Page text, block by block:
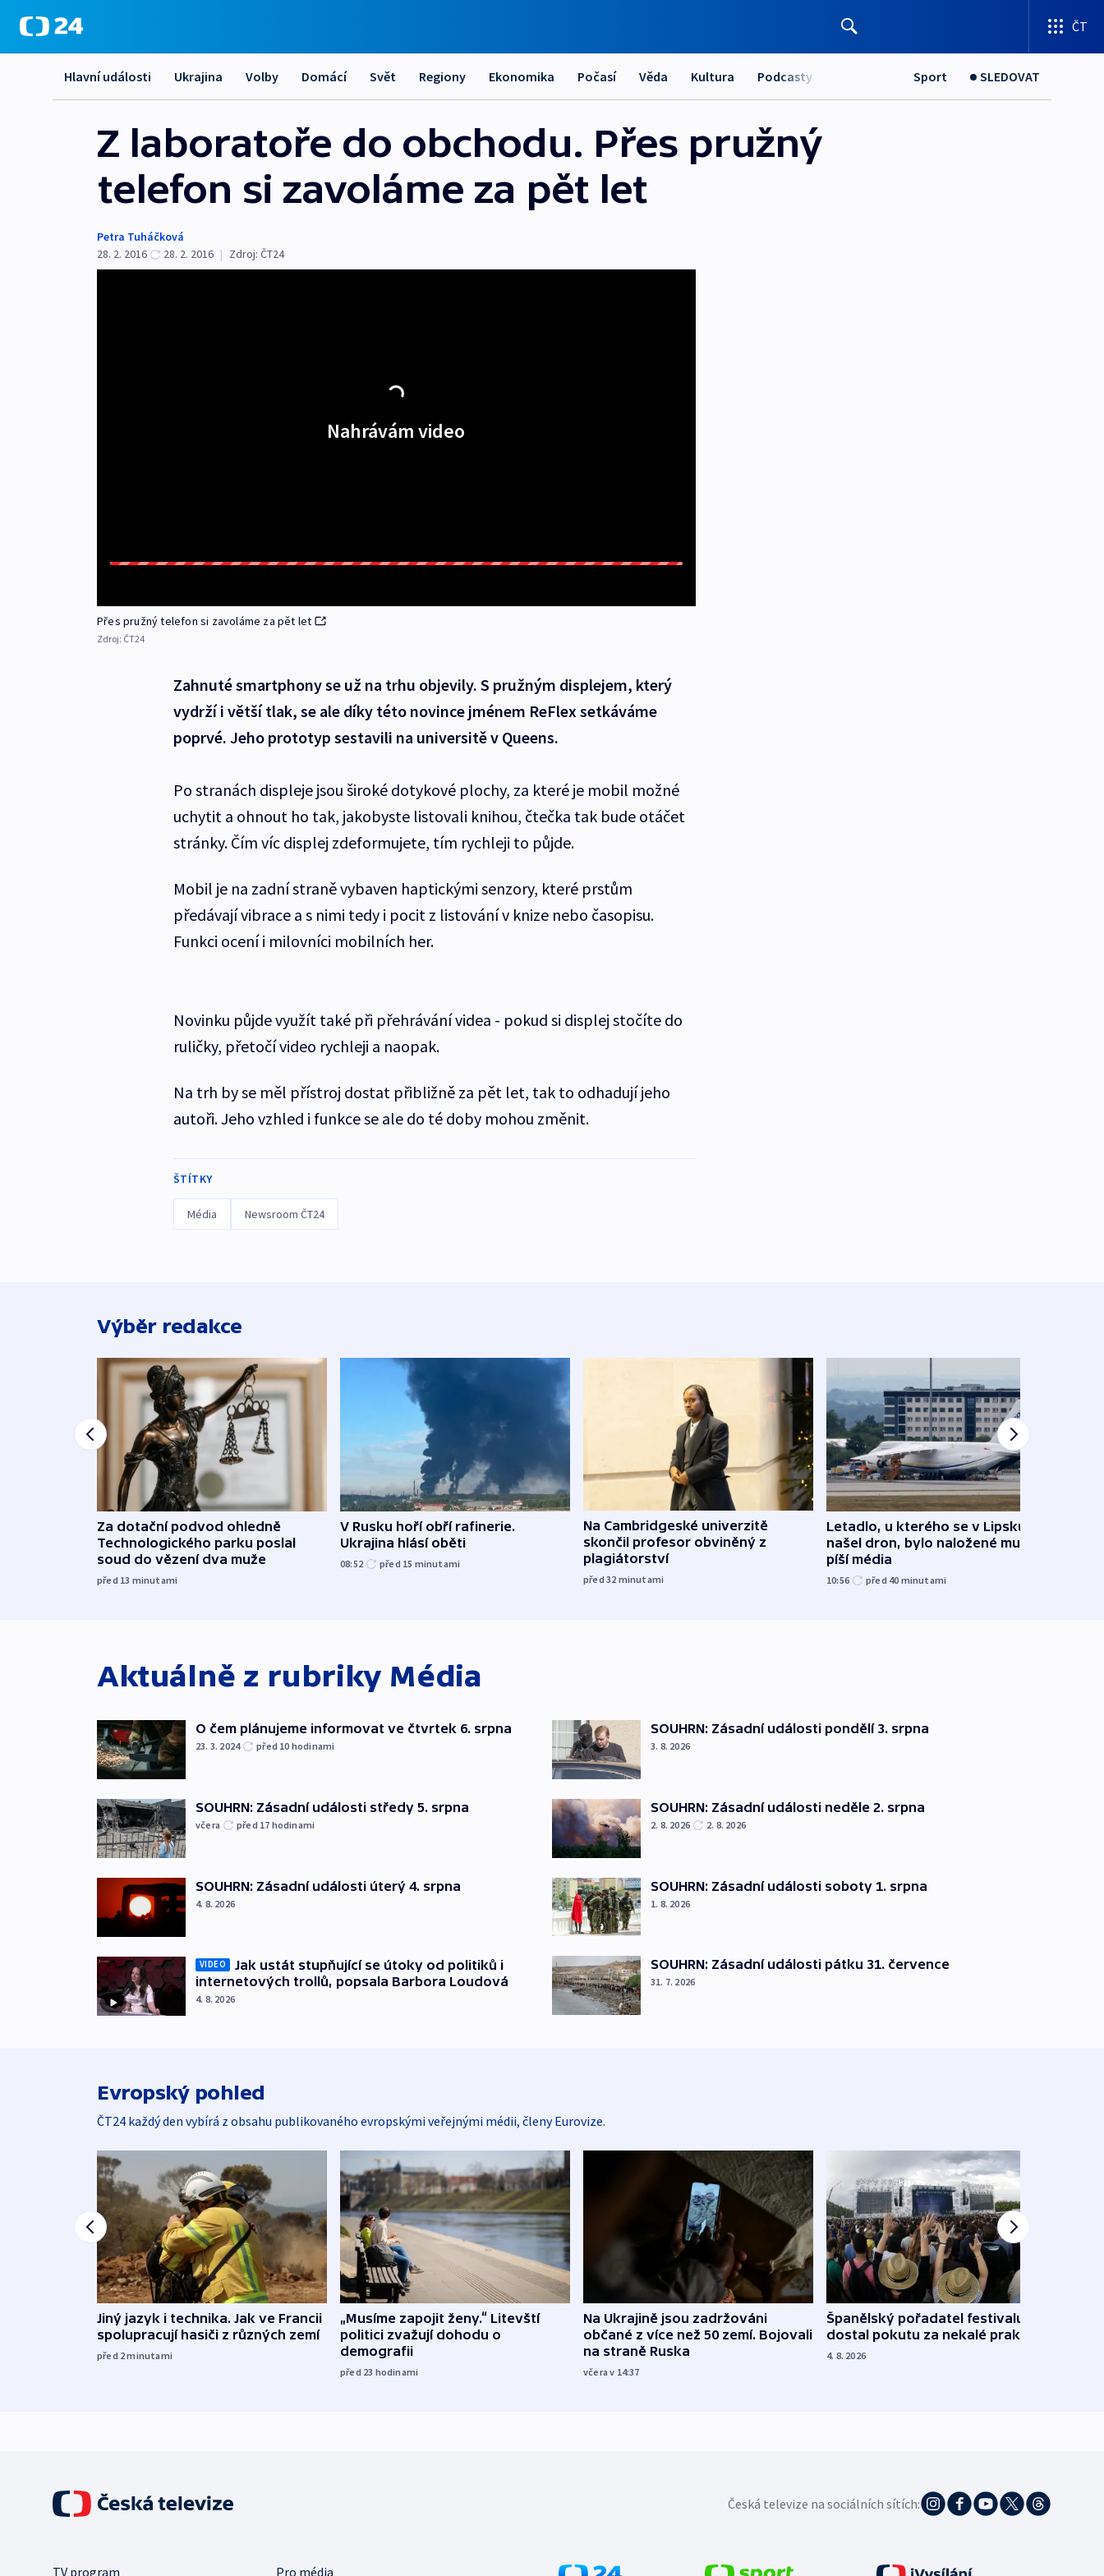
ČT
Hlavní události Ukrajina Volby Domácí Svět Regiony Ekonomika Počasí Věda Kultura Podcasty Sport SLEDOVAT
Z laboratoře do obchodu. Přes pružný
telefon si zavoláme za pět let
Petra Tuháčková
28. 2. 2016
28. 2. 2016 | Zdroj: ČT24
Nahrávám video
Přes pružný telefon si zavoláme za pět let
Zdroj: ČT24
Zahnuté smartphony se už na trhu objevily. S pružným displejem, který
vydrží i větší tlak, se ale díky této novince jménem ReFlex setkáváme
poprvé. Jeho prototyp sestavili na universitě v Queens.
Po stranách displeje jsou široké dotykové plochy, za které je mobil možné
uchytit a ohnout ho tak, jakobyste listovali knihou, čtečka tak bude otáčet
stránky. Čím víc displej zdeformujete, tím rychleji to půjde.
Mobil je na zadní straně vybaven haptickými senzory, které prstům
předávají vibrace a s nimi tedy i pocit z listování v knize nebo časopisu.
Funkci ocení i milovníci mobilních her.
Novinku půjde využít také při přehrávání videa - pokud si displej stočíte do
ruličky, přetočí video rychleji a naopak.
Na trh by se měl přístroj dostat přibližně za pět let, tak to odhadují jeho
autoři. Jeho vzhled i funkce se ale do té doby mohou změnit.
ŠTÍTKY
Média Newsroom ČT24
Výběr redakce
Za dotační podvod ohledně
Technologického parku poslal
soud do vězení dva muže
před 13 minutami
V Rusku hoří obří rafinerie.
Ukrajina hlásí oběti
08:52 před 15 minutami
Na Cambridgeské univerzitě
skončil profesor obviněný z
plagiátorství
před 32 minutami
Letadlo, u kterého se v Lipsku
našel dron, bylo naložené municí,
píší média
10:56 před 40 minutami
Aktuálně z rubriky Média
O čem plánujeme informovat ve čtvrtek 6. srpna
23. 3. 2024 před 10 hodinami
SOUHRN: Zásadní události středy 5. srpna
včera před 17 hodinami
SOUHRN: Zásadní události úterý 4. srpna
4. 8. 2026
VIDEO
Jak ustát stupňující se útoky od politiků i
internetových trollů, popsala Barbora Loudová
4. 8. 2026
SOUHRN: Zásadní události pondělí 3. srpna
3. 8. 2026
SOUHRN: Zásadní události neděle 2. srpna
2. 8. 2026 2. 8. 2026
SOUHRN: Zásadní události soboty 1. srpna
1. 8. 2026
SOUHRN: Zásadní události pátku 31. července
31. 7. 2026
Evropský pohled
ČT24 každý den vybírá z obsahu publikovaného evropskými veřejnými médii, členy Eurovize.
Jiný jazyk i technika. Jak ve Francii
spolupracují hasiči z různých zemí
před 2minutami
„Musíme zapojit ženy.“ Litevští
politici zvažují dohodu o
demografii
před 23 hodinami
Na Ukrajině jsou zadržováni
občané z více než 50 zemí. Bojovali
na straně Ruska
včera v 14:37
Španělský pořadatel festivalu
dostal pokutu za nekalé praktiky
4. 8. 2026
Česká televize na sociálních sítích:
TV program Pro média